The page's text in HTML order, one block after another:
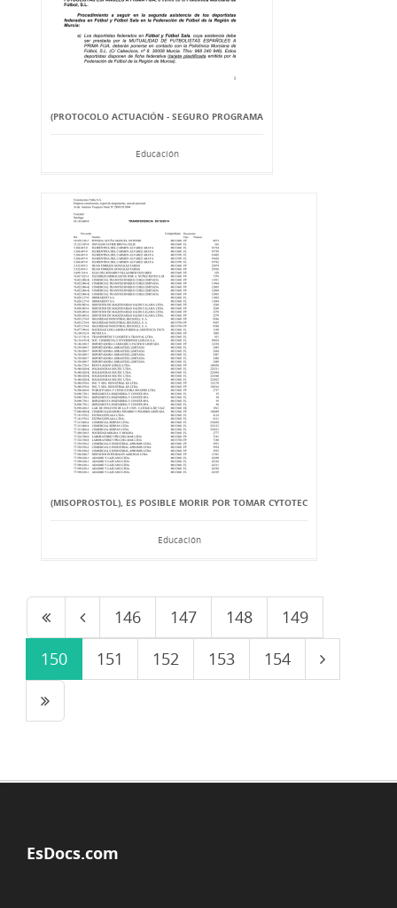
(PROTOCOLO ACTUACIÓN - SEGURO PROGRAMA
Educación
(MISOPROSTOL), ES POSIBLE MORIR POR TOMAR CYTOTEC
Educación
146 147 148
149
150
151 152 153 154
EsDocs.com